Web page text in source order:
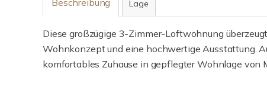
Beschreibung Lage
Diese großzügige 3-Zimmer-Loftwohnung
Wohnkonzept und eine hochwertige Ausstattung.
komfortables Zuhause in gepflegter Wohnlage von